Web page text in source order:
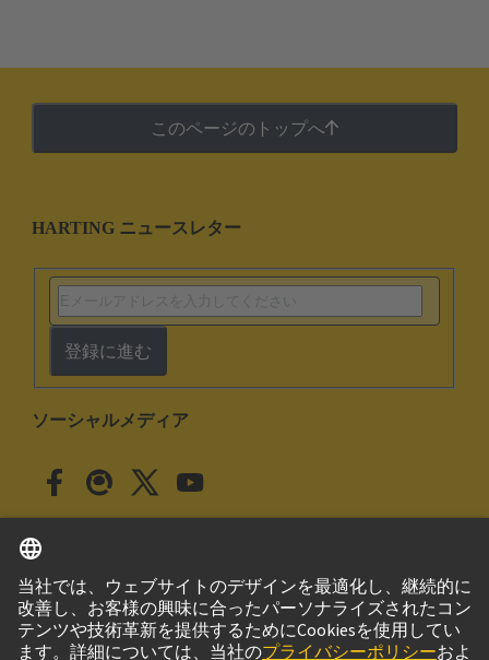
このページのトップへ
HARTING ニュースレター
登録に進む
ソーシャルメディア
日本 日本語